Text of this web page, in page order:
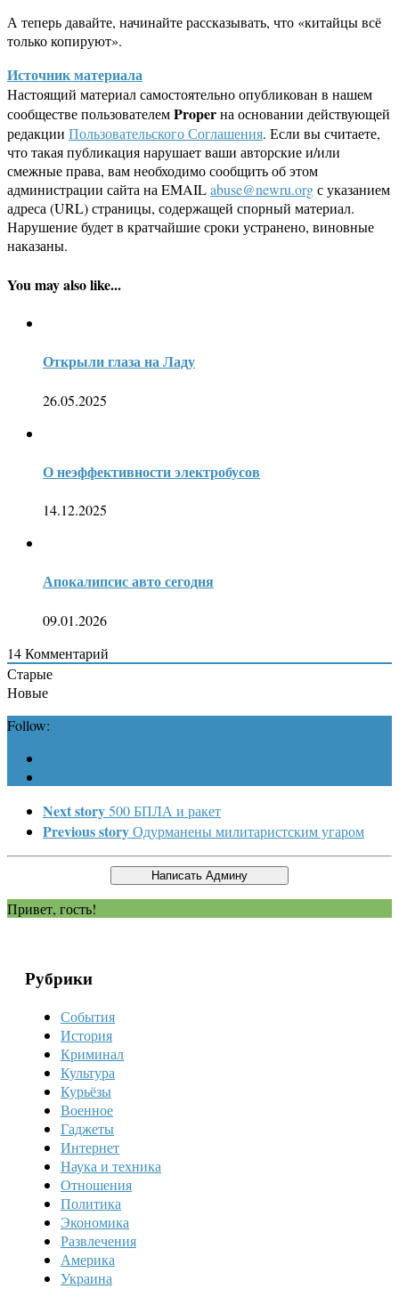
А теперь давайте, начинайте рассказывать, что «китайцы всё
только копируют».
Источник материала
Настоящий материал самостоятельно опубликован в нашем
сообществе пользователемProperна основании действующей
редакции Пользовательского Соглашения. Если вы считаете,
что такая публикация нарушает ваши авторские и/или
смежные права, вам необходимо сообщить об этом
администрации сайта на EMAILabuse@newru.orgс указанием
адреса (URL) страницы, содержащей спорный материал.
Нарушение будет в кратчайшие сроки устранено, виновные
наказаны.
You may also like...
Открыли глаза на Ладу
26.05.2025
О неэффективности электробусов
14.12.2025
Апокалипсис авто сегодня
09.01.2026
14Комментарий
Старые
Новые
Follow:
Next story500 БПЛА и ракет
Previous storyОдурманены милитаристским угаром
Привет, гость!
Рубрики
События
История
Криминал
Культура
Курьёзы
Военное
Гаджеты
Интернет
Наука и техника
Отношения
Политика
Экономика
Развлечения
Америка
Украина